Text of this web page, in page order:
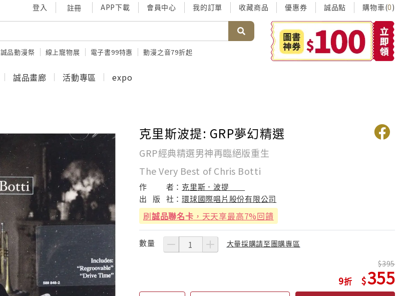
登入 註冊 APP下載 會員中心 我的訂單 收藏商品 優惠券 誠品點 購物車(0)
誠品動漫祭 線上寵物展 電子書99特惠 動漫之音79折起
誠品畫廊 活動專區 expo
克里斯波提: GRP夢幻精選
GRP經典精選男神再臨絕版重生
The Very Best of Chris Botti
作 者： 克里斯．波提
出
版 社：環球國際唱片股份有限公司
刷誠品聯名卡 ，天天享最高7%回饋
數量 大量採購請至團購專區
9
395
355